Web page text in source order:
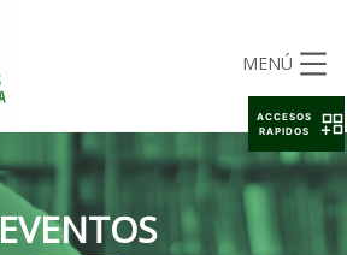
MENÚ
EVENTOS
ACCESOS
RAPIDOS